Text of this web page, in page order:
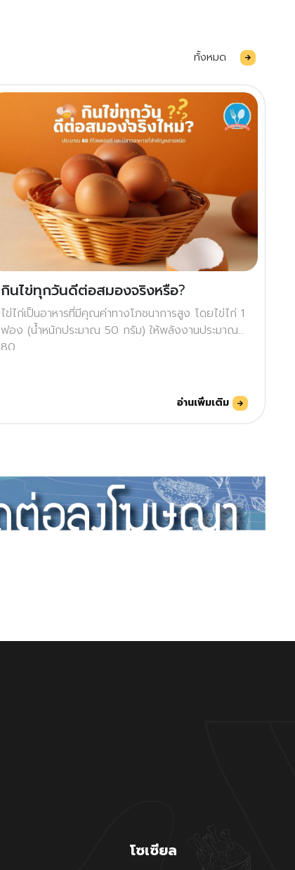
ทั้งหมด
กินไข่ทุกวันดีต่อสมองจริงหรือ?
ไข่ไก่เป็นอาหารที่มีคุณค่าทางโภชนาการสูง โดยไข่ไก่ 1
ฟอง (น้ำหนักประมาณ 50 กรัม) ให้พลังงานประมาณ
80
อ่านเพิ่มเติม
โซเซียล